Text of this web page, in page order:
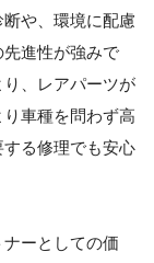
や、環境に配慮
進性が強みで
、レアパーツが
車種を問わず高
る修理でも安心
ナーとしての価